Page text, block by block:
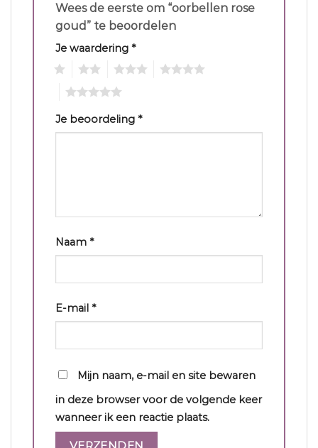
Wees de eerste om “oorbellen rose
goud” te beoordelen
Je waardering *
Je beoordeling *
Naam *
E-mail *
Mijn naam, e-mail en site bewaren
in deze browser voor de volgende keer
wanneer ik een reactie plaats.